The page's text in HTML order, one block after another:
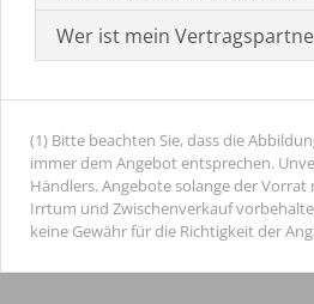
Wer ist mein
(1) Bitte beachten Sie, dass die
immer dem Angebot entsprechen.
Händlers. Angebote solange der
Irrtum und Zwischenverkauf
keine Gewähr für die Richtigkeit der